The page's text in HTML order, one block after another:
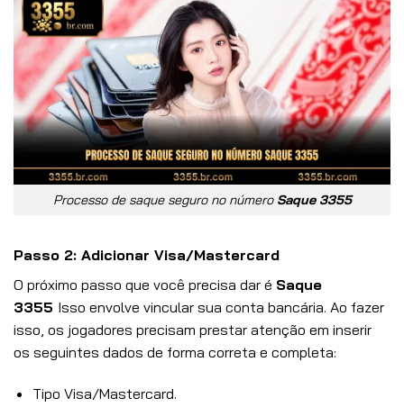
Processo de saque seguro no número Saque 3355
Passo 2: Adicionar Visa/Mastercard
O próximo passo que você precisa dar é Saque
3355 Isso envolve vincular sua conta bancária. Ao fazer
isso, os jogadores precisam prestar atenção em inserir
os seguintes dados de forma correta e completa:
Tipo Visa/Mastercard.